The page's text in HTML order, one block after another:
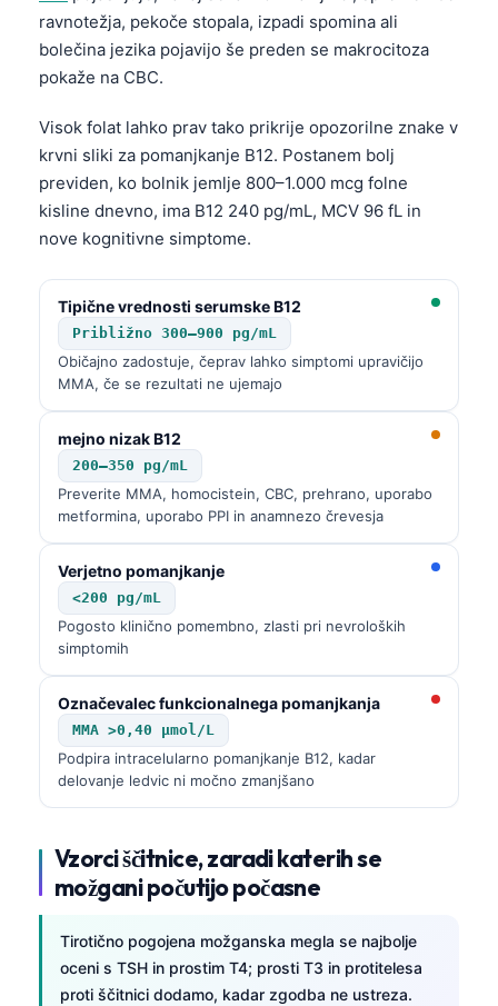
ravnotežja, pekoče stopala, izpadi spomina ali
bolečina jezika pojavijo še preden se makrocitoza
pokaže na CBC.
Visok folat lahko prav tako prikrije opozorilne znake v
krvni sliki za pomanjkanje B12. Postanem bolj
previden, ko bolnik jemlje 800–1.000 mcg folne
kisline dnevno, ima B12 240 pg/mL, MCV 96 fL in
nove kognitivne simptome.
Tipične vrednosti serumske B12
Približno 300–900 pg/mL
Običajno zadostuje, čeprav lahko simptomi upravičijo
MMA, če se rezultati ne ujemajo
mejno nizak B12
200–350 pg/mL
Preverite MMA, homocistein, CBC, prehrano, uporabo
metformina, uporabo PPI in anamnezo črevesja
Verjetno pomanjkanje
<200 pg/mL
Pogosto klinično pomembno, zlasti pri nevroloških
simptomih
Označevalec funkcionalnega pomanjkanja
MMA >0,40 µmol/L
Podpira intracelularno pomanjkanje B12, kadar
delovanje ledvic ni močno zmanjšano
Vzorci ščitnice, zaradi katerih se
možgani počutijo počasne
Tirotično pogojena možganska megla se najbolje
oceni s TSH in prostim T4; prosti T3 in protitelesa
proti ščitnici dodamo, kadar zgodba ne ustreza.
Ślōnskŏ gŏdka
Norsk bokmål